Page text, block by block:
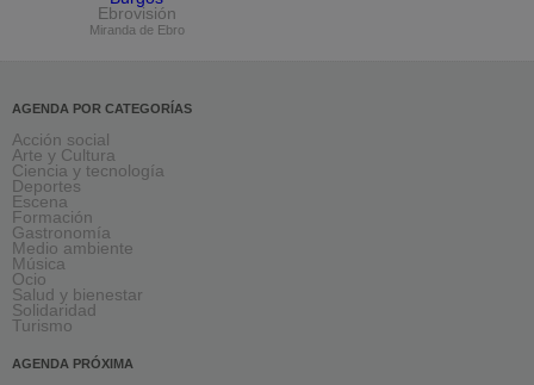
Ebrovisión
Miranda de Ebro
AGENDA POR CATEGORÍAS
Acción social
Arte y Cultura
Ciencia y tecnología
Deportes
Escena
Formación
Gastronomía
Medio ambiente
Música
Ocio
Salud y bienestar
Solidaridad
Turismo
AGENDA PRÓXIMA